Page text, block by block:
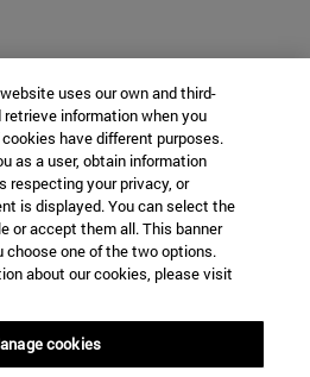
uses our own and third-
information when you
have different purposes.
as a user, obtain information
respecting your privacy, or
is displayed. You can select the
or accept them all. This banner
one of the two options.
about our cookies, please visit
cookies